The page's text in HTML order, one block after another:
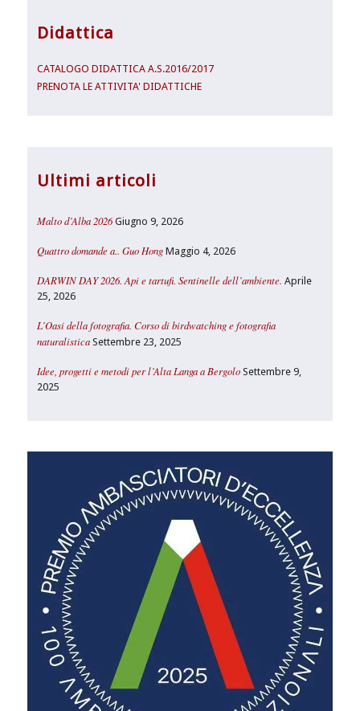
Didattica
CATALOGO DIDATTICA A.S.2016/2017
PRENOTA LE ATTIVITA' DIDATTICHE
Ultimi articoli
Malto d’Alba 2026 Giugno 9, 2026
Quattro domande a.. Guo Hong Maggio 4, 2026
DARWIN DAY 2026. Api e tartufi. Sentinelle dell’ambiente. Aprile
25, 2026
L’Oasi della fotografia. Corso di birdwatching e fotografia
naturalistica Settembre 23, 2025
Idee, progetti e metodi per l’Alta Langa a Bergolo Settembre 9,
2025